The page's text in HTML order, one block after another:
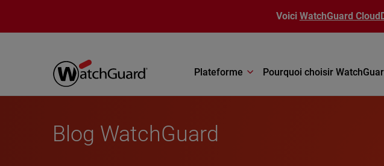
Voici WatchGuard
Plateforme Pourquoi choisir
Blog WatchGuard